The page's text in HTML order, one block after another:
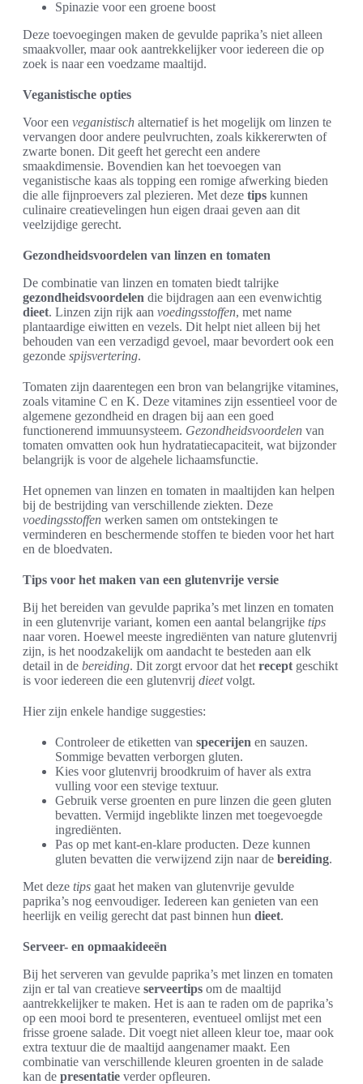
Spinazie voor een groene boost
Deze toevoegingen maken de gevulde paprika’s niet alleen
smaakvoller, maar ook aantrekkelijker voor iedereen die op
zoek is naar een voedzame maaltijd.
Veganistische opties
Voor een veganistisch alternatief is het mogelijk om linzen te
vervangen door andere peulvruchten, zoals kikkererwten of
zwarte bonen. Dit geeft het gerecht een andere
smaakdimensie. Bovendien kan het toevoegen van
veganistische kaas als topping een romige afwerking bieden
die alle fijnproevers zal plezieren. Met deze tips kunnen
culinaire creatievelingen hun eigen draai geven aan dit
veelzijdige gerecht.
Gezondheidsvoordelen van linzen en tomaten
De combinatie van linzen en tomaten biedt talrijke
gezondheidsvoordelen die bijdragen aan een evenwichtig
dieet. Linzen zijn rijk aan voedingsstoffen, met name
plantaardige eiwitten en vezels. Dit helpt niet alleen bij het
behouden van een verzadigd gevoel, maar bevordert ook een
gezonde spijsvertering.
Tomaten zijn daarentegen een bron van belangrijke vitamines,
zoals vitamine C en K. Deze vitamines zijn essentieel voor de
algemene gezondheid en dragen bij aan een goed
functionerend immuunsysteem. Gezondheidsvoordelen van
tomaten omvatten ook hun hydratatiecapaciteit, wat bijzonder
belangrijk is voor de algehele lichaamsfunctie.
Het opnemen van linzen en tomaten in maaltijden kan helpen
bij de bestrijding van verschillende ziekten. Deze
voedingsstoffen werken samen om ontstekingen te
verminderen en beschermende stoffen te bieden voor het hart
en de bloedvaten.
Tips voor het maken van een glutenvrije versie
Bij het bereiden van gevulde paprika’s met linzen en tomaten
in een glutenvrije variant, komen een aantal belangrijke tips
naar voren. Hoewel meeste ingrediënten van nature glutenvrij
zijn, is het noodzakelijk om aandacht te besteden aan elk
detail in de bereiding. Dit zorgt ervoor dat het recept geschikt
is voor iedereen die een glutenvrij dieetvolgt.
Hier zijn enkele handige suggesties:
Controleer de etiketten van specerijen en sauzen.
Sommige bevatten verborgen gluten.
Kies voor glutenvrij broodkruim of haver als extra
vulling voor een stevige textuur.
Gebruik verse groenten en pure linzen die geen gluten
bevatten. Vermijd ingeblikte linzen met toegevoegde
ingrediënten.
Pas op met kant-en-klare producten. Deze kunnen
gluten bevatten die verwijzend zijn naar de bereiding.
Met deze tips gaat het maken van glutenvrije gevulde
paprika’s nog eenvoudiger. Iedereen kan genieten van een
heerlijk en veilig gerecht dat past binnen hun dieet.
Serveer- en opmaakideeën
Bij het serveren van gevulde paprika’s met linzen en tomaten
zijn er tal van creatieve serveertips om de maaltijd
aantrekkelijker te maken. Het is aan te raden om de paprika’s
op een mooi bord te presenteren, eventueel omlijst met een
frisse groene salade. Dit voegt niet alleen kleur toe, maar ook
extra textuur die de maaltijd aangenamer maakt. Een
combinatie van verschillende kleuren groenten in de salade
kan de presentatie verder opfleuren.